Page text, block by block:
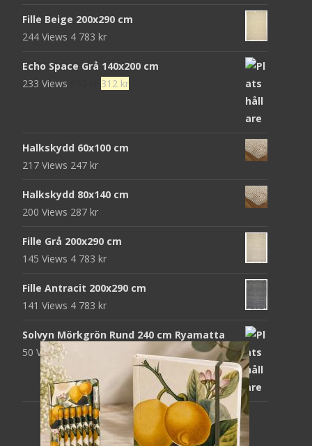
Fille Beige 200x290 cm
244 Views 4 783 kr
Echo Space Grå 140x200 cm
233 Views
Det
952 kr.
312 krDet
Halkskydd 60x100 cm
217 Views 247 kr
Halkskydd 80x140 cm
200 Views 287 kr
Fille Grå 200x290 cm
145 Views 4 783 kr
Fille Antracit 200x290 cm
141 Views 4 783 kr
Solvyn Mörkgrön Rund 240 cm Ryamatta
50 Views1 871